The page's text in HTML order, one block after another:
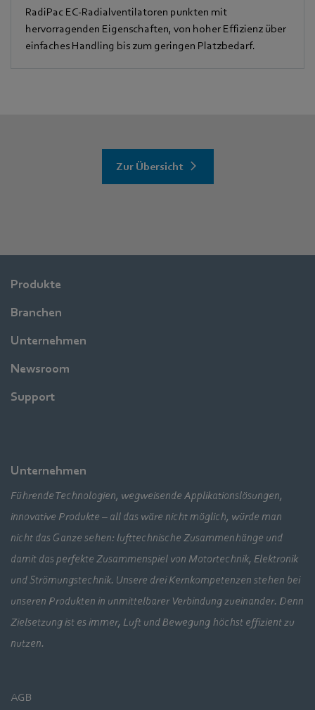
RadiPac EC-Radialventilatoren punkten mit
hervorragenden Eigenschaften, von hoher Effizienz über
einfaches Handling bis zum geringen Platzbedarf.
Zur Übersicht
Produkte
Branchen
Unternehmen
Newsroom
Support
Unternehmen
Führende Technologien, wegweisende Applikationslösungen,
innovative Produkte – all das wäre nicht möglich, würde man
nicht das Ganze sehen: lufttechnische Zusammenhänge und
damit das perfekte Zusammenspiel von Motortechnik, Elektronik
und Strömungstechnik. Unsere drei Kernkompetenzen stehen bei
unseren Produkten in unmittelbarer Verbindung zueinander. Denn
Zielsetzung ist es immer, Luft und Bewegung höchst effizient zu
nutzen.
AGB